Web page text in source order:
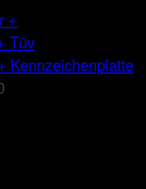
Kennzeichenplatte